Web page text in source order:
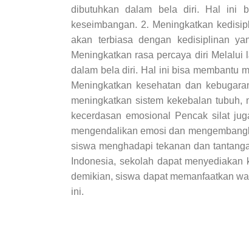
dibutuhkan dalam bela diri. Hal ini
keseimbangan. 2. Meningkatkan
akan terbiasa dengan kedisiplinan
Meningkatkan rasa percaya diri Melalui
dalam bela diri. Hal ini bisa membantu
Meningkatkan kesehatan dan
meningkatkan sistem kekebalan
kecerdasan emosional Pencak silat
mengendalikan emosi dan
siswa menghadapi tekanan dan
Indonesia, sekolah dapat
demikian, siswa dapat memanfaatkan
ini.